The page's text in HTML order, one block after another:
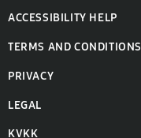
ACCESSIBILITY HELP
TERMS AND CONDITIONS
PRIVACY
LEGAL
KVKK